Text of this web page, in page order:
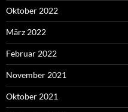
Oktober 2022
März 2022
Februar 2022
November 2021
Oktober 2021